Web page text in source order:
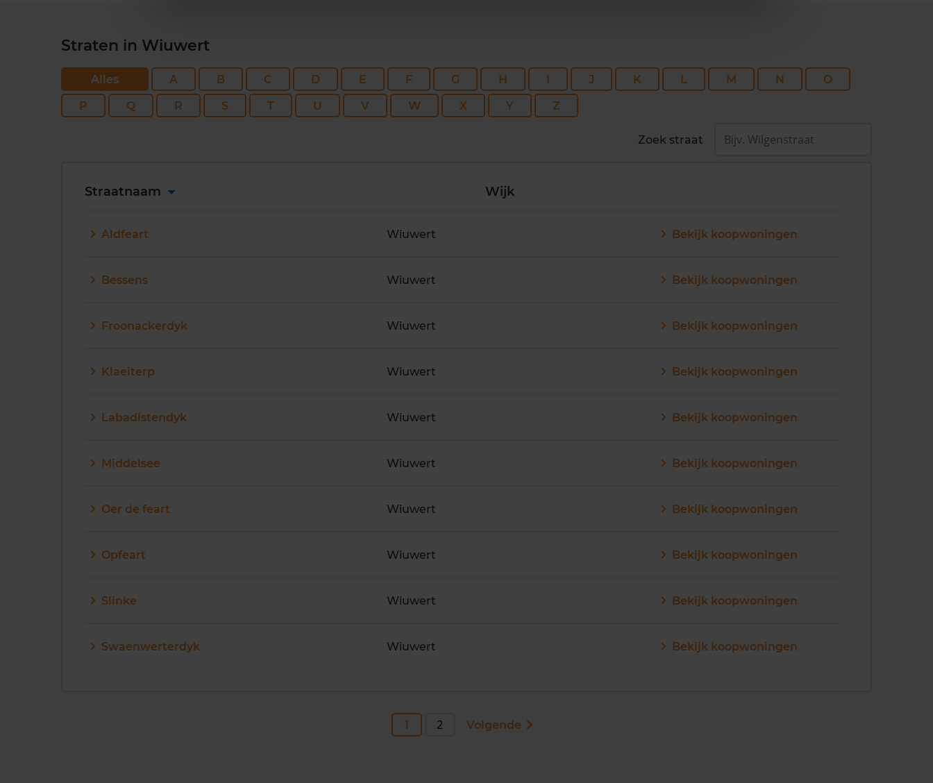
Straten in Wiuwert
Alles A B C D E F G H I J K L M N
O
P
Q R S T U V W X Y Z
Zoek straat
Straatnaam Wijk
Aldfeart Wiuwert Bekijk koopwoningen
Bessens Wiuwert Bekijk koopwoningen
Froonackerdyk Wiuwert Bekijk koopwoningen
Klaeiterp Wiuwert Bekijk koopwoningen
Labadistendyk Wiuwert Bekijk koopwoningen
Middelsee Wiuwert Bekijk koopwoningen
Oer de feart Wiuwert Bekijk koopwoningen
Opfeart Wiuwert Bekijk koopwoningen
Slinke Wiuwert Bekijk koopwoningen
Swaenwerterdyk Wiuwert Bekijk koopwoningen
1 2 Volgende